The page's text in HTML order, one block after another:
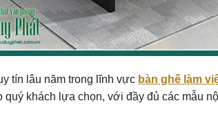
tín lâu năm trong lĩnh vực bàn ghế làm
khách lựa chọn, với đầy đủ các mẫu